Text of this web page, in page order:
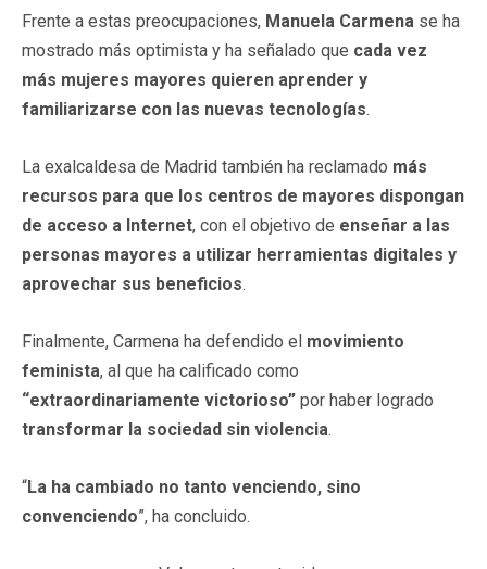
Frente a estas preocupaciones, Manuela Carmena se ha
mostrado más optimista y ha señalado que cada vez
más mujeres mayores quieren aprender y
familiarizarse con las nuevas tecnologías.
La exalcaldesa de Madrid también ha reclamado más
recursos para que los centros de mayores dispongan
de acceso a Internet, con el objetivo de enseñar a las
personas mayores a utilizar herramientas digitales y
aprovechar sus beneficios.
Finalmente, Carmena ha defendido el movimiento
feminista, al que ha calificado como
“extraordinariamente victorioso” por haber logrado
transformar la sociedad sin violencia.
“La ha cambiado no tanto venciendo, sino
convenciendo”, ha concluido.